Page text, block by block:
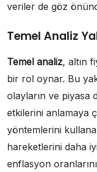
veriler de göz
Temel Analiz
Temel analiz, altın
bir rol oynar. Bu
olayların ve piyasa
etkilerini anlamaya
yöntemlerini
hareketlerini daha
enflasyon